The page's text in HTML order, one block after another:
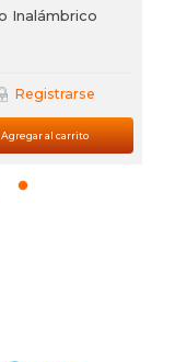
Inalámbrico
Registrarse
Agregar al carrito